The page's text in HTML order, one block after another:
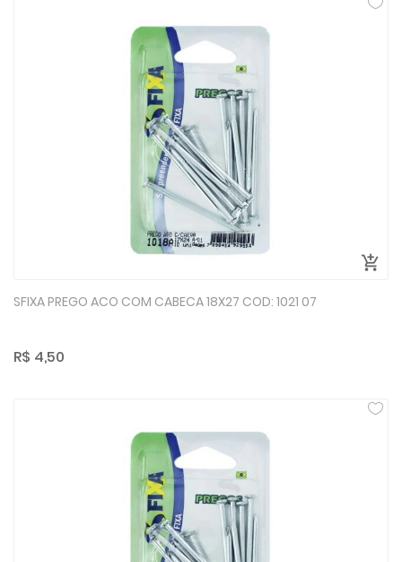
SFIXA PREGO ACO COM CABECA 18X27 COD: 1021 07
R$ 4,50